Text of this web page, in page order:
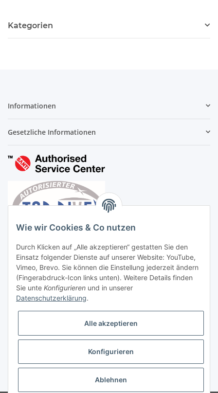
Kategorien
Informationen
Gesetzliche Informationen
Vertrag widerrufen
* Alle Preise inkl. gesetzlicher USt., zzgl.Versand
Wie wir Cookies & Co nutzen
Durch Klicken auf „Alle akzeptieren“ gestatten Sie den
Einsatz folgender Dienste auf unserer Website: YouTube,
Vimeo, Brevo. Sie können die Einstellung jederzeit ändern
(Fingerabdruck-Icon links unten). Weitere Details finden
Sie unte Konfigurieren und in unserer
Datenschutzerklärung.
Alle akzeptieren
Konfigurieren
Ablehnen